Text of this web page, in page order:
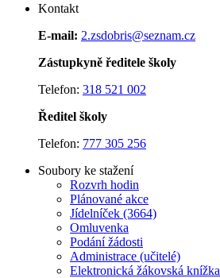
Kontakt
E-mail: 2.zsdobris@seznam.cz
Zástupkyně ředitele školy
Telefon: 318 521 002
Ředitel školy
Telefon: 777 305 256
Soubory ke stažení
Rozvrh hodin
Plánované akce
Jídelníček (3664)
Omluvenka
Podání žádosti
Administrace (učitelé)
Elektronická žákovská knížka